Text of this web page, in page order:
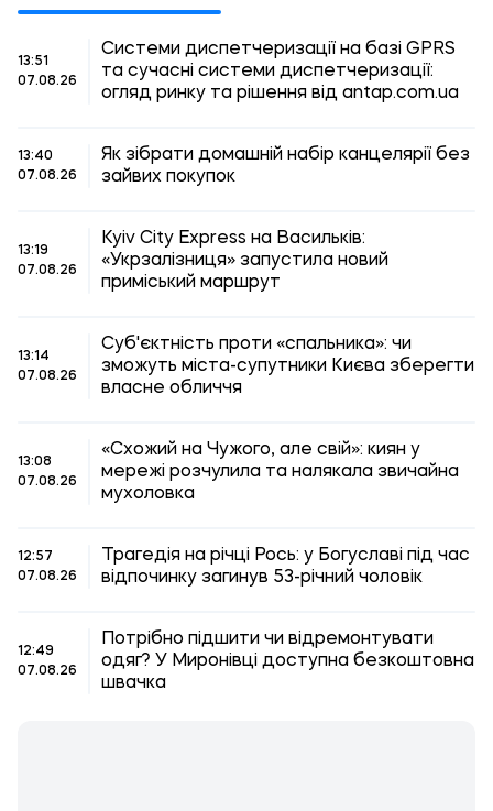
13:51
07.08.26
Системи диспетчеризації на базі GPRS
та сучасні системи диспетчеризації:
огляд ринку та рішення від antap.com.ua
13:40
07.08.26
Як зібрати домашній набір канцелярії без
зайвих покупок
13:19
07.08.26
Kyiv City Express на Васильків:
«Укрзалізниця» запустила новий
приміський маршрут
13:14
07.08.26
Суб'єктність проти «спальника»: чи
зможуть міста-супутники Києва зберегти
власне обличчя
13:08
07.08.26
«Схожий на Чужого, але свій»: киян у
мережі розчулила та налякала звичайна
мухоловка
12:57
07.08.26
Трагедія на річці Рось: у Богуславі під час
відпочинку загинув 53-річний чоловік
12:49
07.08.26
Потрібно підшити чи відремонтувати
одяг? У Миронівці доступна безкоштовна
швачка